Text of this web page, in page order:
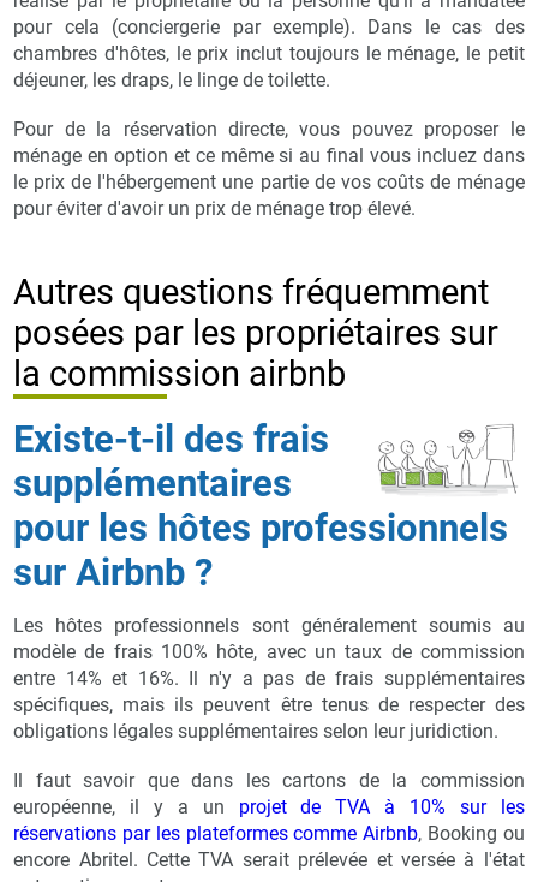
pour cela (conciergerie par exemple). Dans le cas des
chambres d'hôtes, le prix inclut toujours le ménage, le petit
déjeuner, les draps, le linge de toilette.
Pour de la réservation directe, vous pouvez proposer le
ménage en option et ce même si au final vous incluez dans
le prix de l'hébergement une partie de vos coûts de ménage
pour éviter d'avoir un prix de ménage trop élevé.
Autres questions fréquemment
posées par les propriétaires sur
la commission airbnb
Existe-t-il des frais
supplémentaires
pour les hôtes professionnels
sur Airbnb ?
Les hôtes professionnels sont généralement soumis au
modèle de frais 100% hôte, avec un taux de commission
entre 14% et 16%. Il n'y a pas de frais supplémentaires
spécifiques, mais ils peuvent être tenus de respecter des
obligations légales supplémentaires selon leur juridiction.
Il faut savoir que dans les cartons de la commission
européenne, il y a un projet de TVA à 10% sur les
réservations par les plateformes comme Airbnb, Booking ou
encore Abritel. Cette TVA serait prélevée et versée à l'état